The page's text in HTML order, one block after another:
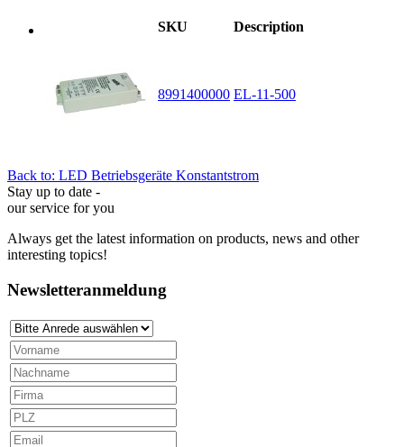
SKU Description
8991400000 EL-11-500
Back to: LED Betriebsgeräte Konstantstrom
Stay up to date -
our service for you
Always get the latest information on products, news and other
interesting topics!
Newsletteranmeldung